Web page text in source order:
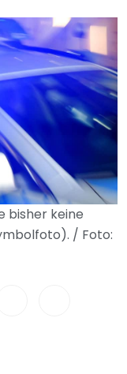
bisher keine
/ Foto: